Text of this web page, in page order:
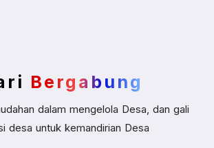
Bergabung
dalam mengelola Desa, dan gali
desa untuk kemandirian Desa